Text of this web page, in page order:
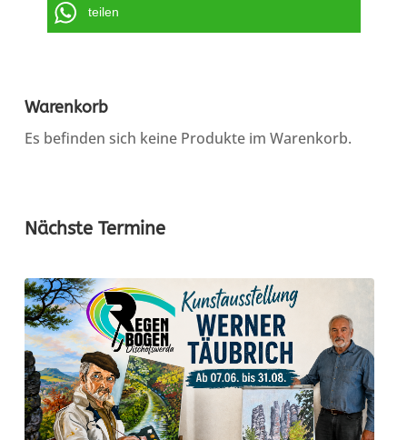
teilen
Warenkorb
Es befinden sich keine Produkte im Warenkorb.
Nächste Termine